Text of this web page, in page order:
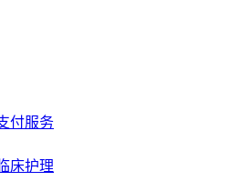
付服务
床护理